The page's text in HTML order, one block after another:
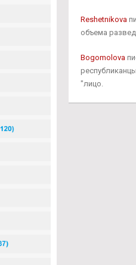
Reshetnikova
объема
Bogomolova
"лицо.